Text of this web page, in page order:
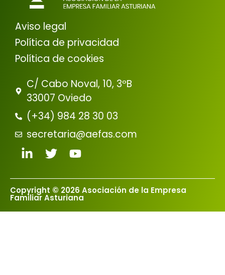
Aviso legal
Política de privacidad
Política de cookies
C/ Cabo Noval, 10, 3ºB
33007 Oviedo
(+34) 984 28 30 03
secretaria@aefas.com
Copyright © 2026 Asociación de la Empresa
Familiar Asturiana